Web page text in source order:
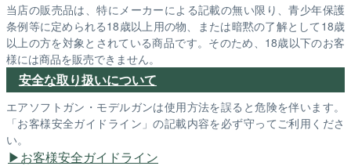
当店の販売品は、特にメーカーによる記載の無い限り、青少年保護
条例等に定められる18歳以上用の物、または暗黙の了解として18歳
以上の方を対象とされている商品です。そのため、18歳以下のお客
様には商品を販売できません。
安全な取り扱いについて
エアソフトガン・モデルガンは使用方法を誤ると危険を伴います。
「お客様安全ガイドライン」の記載内容を必ず守ってご利用くださ
い。
お客様安全ガイドライン